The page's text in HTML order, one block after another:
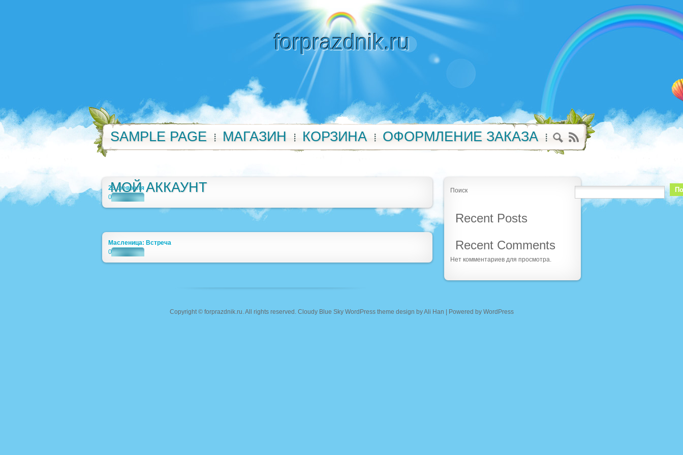
forprazdnik.ru
SAMPLE PAGE МАГАЗИН КОРЗИНА ОФОРМЛЕНИЕ ЗАКАЗА
МОЙ АККАУНТ
23 февраля
0
Масленица: Встреча
0
Поиск
Recent Posts
Recent Comments
Нет комментариев для просмотра.
Copyright © forprazdnik.ru. All rights reserved. Cloudy Blue Sky WordPress theme design byAli Han | Powered by WordPress